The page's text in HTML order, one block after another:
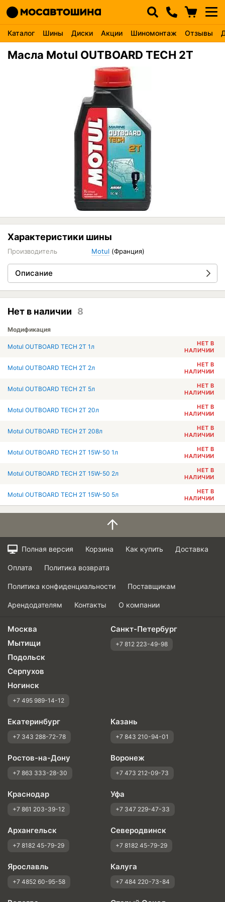
Каталог Шины Диски Акции Шиномонтаж Отзывы
Масла Motul OUTBOARD TECH 2T
Характеристики шины
Производитель Motul (Франция)
Описание
Нет в наличии 8
Модификация
Motul OUTBOARD TECH 2T 1л
НЕТ В
НАЛИЧИИ
Motul OUTBOARD TECH 2T 2л
НЕТ В
НАЛИЧИИ
Motul OUTBOARD TECH 2T 5л
НЕТ В
НАЛИЧИИ
Motul OUTBOARD TECH 2T 20л
НЕТ В
НАЛИЧИИ
Motul OUTBOARD TECH 2T 208л
НЕТ В
НАЛИЧИИ
Motul OUTBOARD TECH 2T 15W-50 1л
НЕТ В
НАЛИЧИИ
Motul OUTBOARD TECH 2T 15W-50 2л
НЕТ В
НАЛИЧИИ
Motul OUTBOARD TECH 2T 15W-50 5л
НЕТ В
НАЛИЧИИ
Полная версия Корзина Как купить Доставка
Оплата Политика возврата
Политика конфиденциальности Поставщикам
Арендодателям Контакты О компании
Москва
Мытищи
Подольск
Серпухов
Ногинск
+7 495 989-14-12
Санкт-Петербург
+7 812 223-49-98
Екатеринбург
+7 343 288-72-78
Казань
+7 843 210-94-01
Ростов-на-Дону
+7 863 333-28-30
Воронеж
+7 473 212-09-73
Краснодар
+7 861 203-39-12
Уфа
+7 347 229-47-33
Архангельск
+7 8182 45-79-29
Северодвинск
+7 8182 45-79-29
Ярославль
+7 4852 60-95-58
Калуга
+7 484 220-73-84